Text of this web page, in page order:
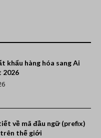
khẩu hàng hóa sang Ai
2026
về mã đầu ngữ (prefix)
trên thế giới